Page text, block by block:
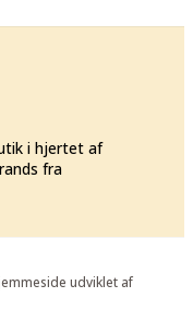
i hjertet af
fra
udviklet af